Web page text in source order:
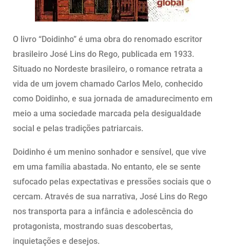
O livro “Doidinho” é uma obra do renomado escritor
brasileiro José Lins do Rego, publicada em 1933.
Situado no Nordeste brasileiro, o romance retrata a
vida de um jovem chamado Carlos Melo, conhecido
como Doidinho, e sua jornada de amadurecimento em
meio a uma sociedade marcada pela desigualdade
social e pelas tradições patriarcais.
Doidinho é um menino sonhador e sensível, que vive
em uma família abastada. No entanto, ele se sente
sufocado pelas expectativas e pressões sociais que o
cercam. Através de sua narrativa, José Lins do Rego
nos transporta para a infância e adolescência do
protagonista, mostrando suas descobertas,
inquietações e desejos.